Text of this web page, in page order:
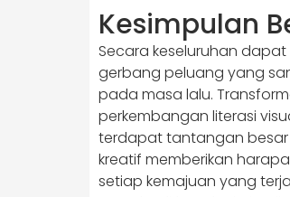
Kesimpulan
Secara keseluruhan
gerbang peluang yang
pada masa lalu.
perkembangan literasi
terdapat tantangan besar
kreatif memberikan
setiap kemajuan yang